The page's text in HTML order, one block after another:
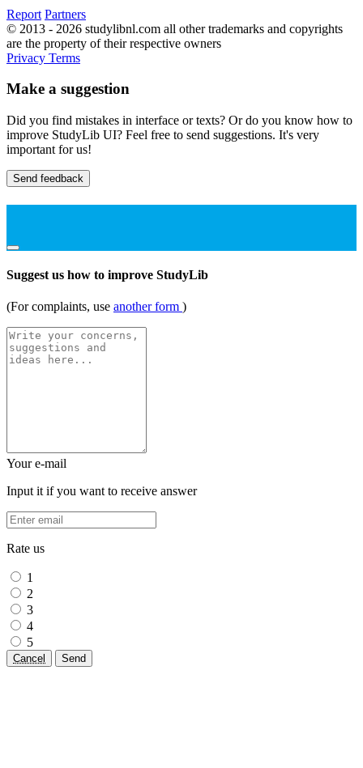
Report Partners
© 2013 - 2026 studylibnl.com all other trademarks and copyrights
are the property of their respective owners
Privacy Terms
Make a suggestion
Did you find mistakes in interface or texts? Or do you know how to
improve StudyLib UI? Feel free to send suggestions. It's very
important for us!
Send feedback
Suggest us how to improve StudyLib
(For complaints, use another form )
Your e-mail
Input it if you want to receive answer
Rate us
1
2
3
4
5
Cancel Send